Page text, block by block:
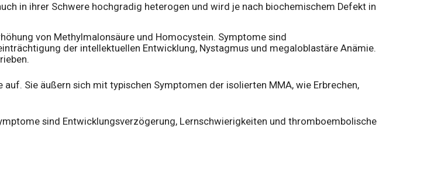
in ihrer Schwere hochgradig heterogen und wird je nach biochemischem Defekt in
von Methylmalonsäure und Homocystein. Symptome sind
der intellektuellen Entwicklung, Nystagmus und megaloblastäre Anämie.
Sie äußern sich mit typischen Symptomen der isolierten MMA, wie Erbrechen,
sind Entwicklungsverzögerung, Lernschwierigkeiten und thromboembolische